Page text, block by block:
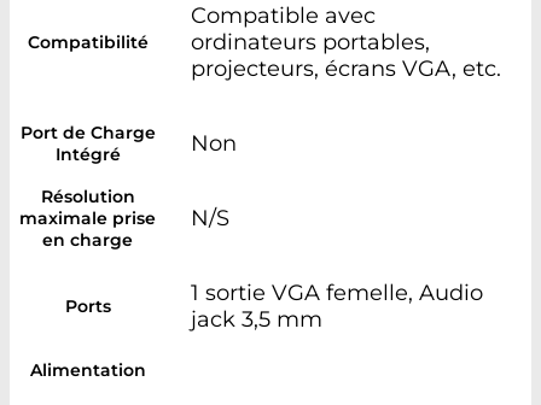
Compatibilité
Compatible avec
ordinateurs portables,
projecteurs, écrans VGA, etc.
Port de Charge
Intégré
Non
Résolution
maximale prise
en charge
N/S
Ports
1 sortie VGA femelle, Audio
jack 3,5 mm
Alimentation